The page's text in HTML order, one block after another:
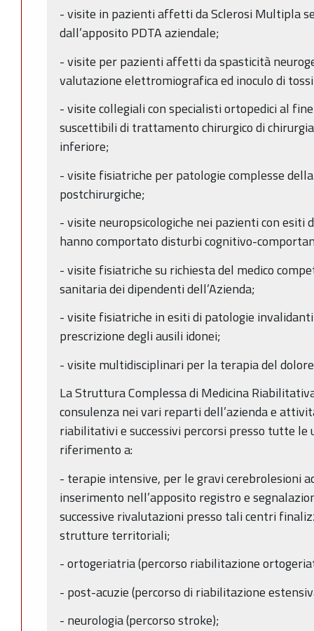
- visite in pazienti affetti da Sclerosi Multipla
dall’apposito PDTA aziendale;
- visite per pazienti affetti da spasticità
valutazione elettromiografica ed inoculo di
- visite collegiali con specialisti ortopedici al
suscettibili di trattamento chirurgico di
inferiore;
- visite fisiatriche per patologie complesse
postchirurgiche;
- visite neuropsicologiche nei pazienti con esiti
hanno comportato disturbi cognitivo-
- visite fisiatriche su richiesta del medico
sanitaria dei dipendenti dell’Azienda;
- visite fisiatriche in esiti di patologie
prescrizione degli ausili idonei;
- visite multidisciplinari per la terapia del
La Struttura Complessa di Medicina
consulenza nei vari reparti dell’azienda e
riabilitativi e successivi percorsi presso tutte
riferimento a:
- terapie intensive, per le gravi cerebrolesioni
inserimento nell’apposito registro e
successive rivalutazioni presso tali centri
strutture territoriali;
- ortogeriatria (percorso riabilitazione
- post-acuzie (percorso di riabilitazione
- neurologia (percorso stroke);